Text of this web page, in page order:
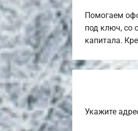
Помогаем
под ключ, со
капитала.
Укажите